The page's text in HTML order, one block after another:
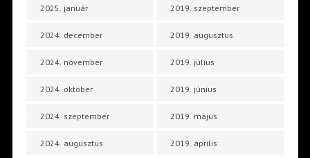
2025. január
2024. december
2024. november
2024. október
2024. szeptember
2024. augusztus
2019. szeptember
2019. augusztus
2019. július
2019. június
2019. május
2019. április